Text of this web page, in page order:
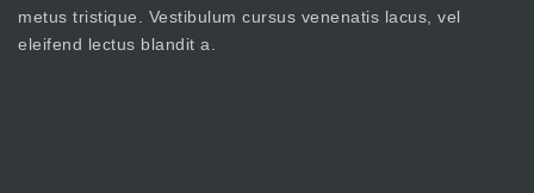
metus tristique. Vestibulum cursus venenatis lacus, vel
eleifend lectus blandit a.